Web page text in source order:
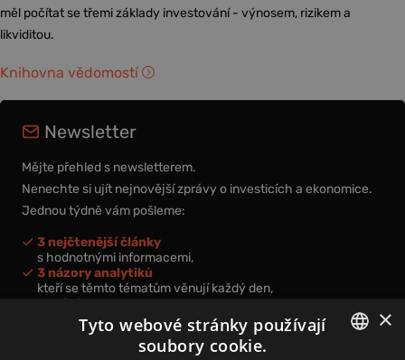
měl počítat se třemi základy investování - výnosem, rizikem a
likviditou.
Knihovna vědomostí
Newsletter
Mějte přehled s newsletterem.
Nenechte si ujít nejnovější zprávy o investicích a ekonomice.
Jednou týdně vám pošleme:
3 nejčtenější články
s hodnotnými informacemi,
3 názory analytiků
kteří se těmto tématům věnují každý den,
nová videa a podcasty
k prohloubení vašich znalostí.
×
Tyto webové stránky používají
soubory cookie.